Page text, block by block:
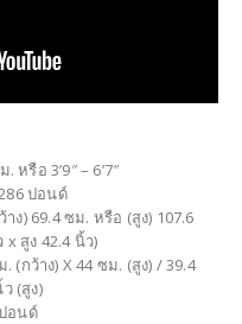
รือ 3’9″ – 6’7″
ปอนด์
ง) 69.4 ซม. หรือ (สูง) 107.6
x สูง 42.4 นิ้ว)
(กว้าง) X 44 ซม. (สูง) / 39.4
(สูง)
อนด์